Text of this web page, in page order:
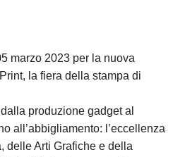
marzo 2023 per la nuova
la fiera della stampa di
produzione gadget al
all’abbigliamento: l’eccellenza
delle Arti Grafiche e della